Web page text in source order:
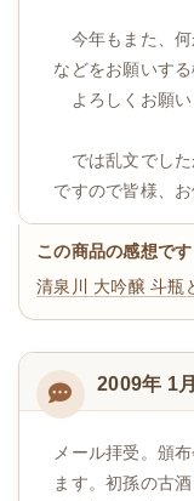
今年もまた、何
などをお願いす
よろしくお願い
では乱文でした
ですので皆様、
この商品の感想です
清泉川 大吟醸 斗瓶
2009年 1
メール拝受。頒
ます。初孫の古酒